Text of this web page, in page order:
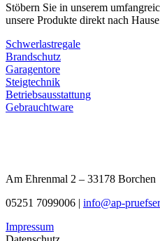
Stöbern Sie in unserem
unsere Produkte direkt nach
Schwerlastregale
Brandschutz
Garagentore
Steigtechnik
Betriebsausstattung
Gebrauchtware
Am Ehrenmal 2 – 33178 Borchen
05251 7099006 | info@ap-
Impressum